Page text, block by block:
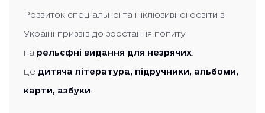
Розвиток спеціальної та інклюзивної освіти в
Україні призвів до зростання попиту
на рельєфні видання для незрячих:
це дитяча література, підручники, альбоми,
карти, азбуки